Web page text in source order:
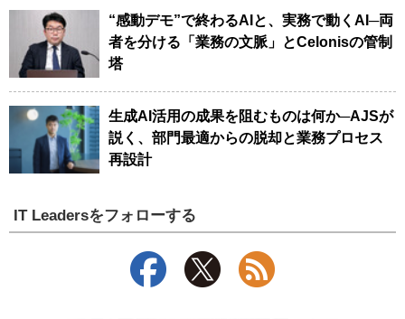
“感動デモ”で終わるAIと、実務で動くAI─両
者を分ける「業務の文脈」とCelonisの管制
塔
生成AI活用の成果を阻むものは何か─AJSが
説く、部門最適からの脱却と業務プロセス
再設計
IT Leadersをフォローする